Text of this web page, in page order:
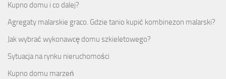
Kupno domu i co dalej?
Agregaty malarskie graco. Gdzie tanio kupić kombinezon malarski?
Jak wybrać wykonawcę domu szkieletowego?
Sytuacja na rynku nieruchomości
Kupno domu marzeń